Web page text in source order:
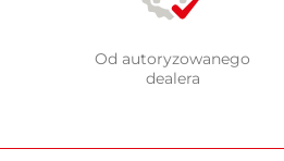
Od autoryzowanego
dealera